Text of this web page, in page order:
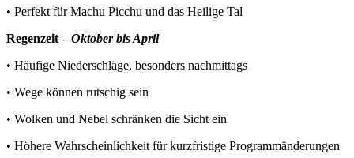
• Perfekt für Machu Picchu und das Heilige Tal
Regenzeit –Oktober bis April
• Häufige Niederschläge, besonders nachmittags
• Wege können rutschig sein
• Wolken und Nebel schränken die Sicht ein
• Höhere Wahrscheinlichkeit für kurzfristige Programmänderungen